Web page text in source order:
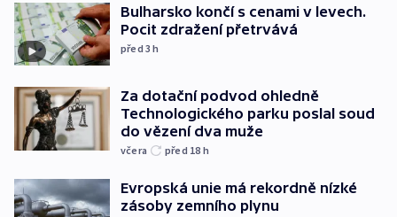
Bulharsko končí s cenami v levech.
Pocit zdražení přetrvává
před 3h
Za dotační podvod ohledně
Technologického parku poslal soud
do vězení dva muže
včera před 18 h
Evropská unie má rekordně nízké
zásoby zemního plynu